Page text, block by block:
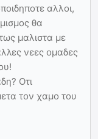
αλλοι,
θα
μαλιστα με
νεες ομαδες
Οτι
τον χαμο του